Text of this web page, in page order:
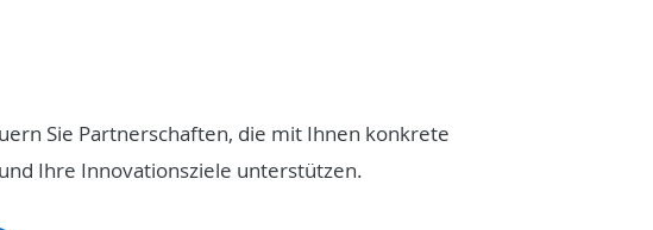
Sie Partnerschaften, die mit Ihnen konkrete
Ihre Innovationsziele unterstützen.